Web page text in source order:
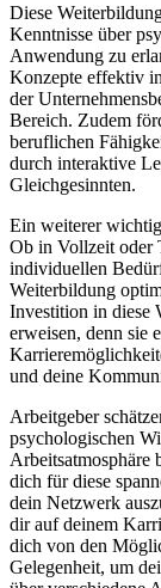
Diese
Kenntnisse über
Anwendung zu
Konzepte effektiv
der
Bereich. Zudem
beruflichen
durch interaktive
Gleichgesinnten.
Ein weiterer
Ob in Vollzeit oder
individuellen
Weiterbildung
Investition in diese
erweisen, denn sie
und deine
Arbeitgeber
psychologischen
Arbeitsatmosphäre
dich für diese
dein Netzwerk
dir auf deinem
dich von den
Gelegenheit, um